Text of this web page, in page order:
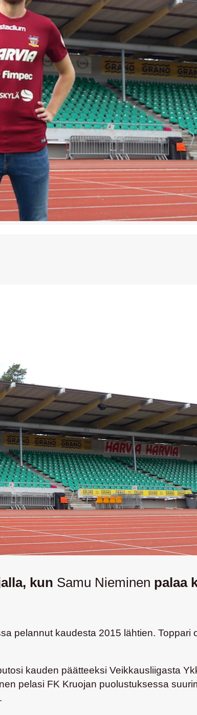
kun Samu Nieminen palaa
pelannut kaudesta 2015 lähtien. Toppari
kauden päätteeksi Veikkausliigasta
pelasi FK Kruojan puolustuksessa